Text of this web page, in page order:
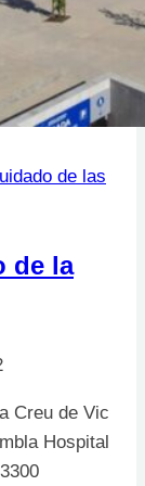
de las
de la
Creu de Vic
Hospital